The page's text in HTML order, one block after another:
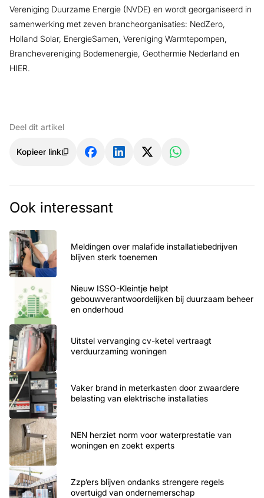
Vereniging Duurzame Energie (NVDE) en wordt georganiseerd in
samenwerking met zeven brancheorganisaties: NedZero,
Holland Solar, EnergieSamen, Vereniging Warmtepompen,
Branchevereniging Bodemenergie, Geothermie Nederland en
HIER.
Deel dit artikel
Kopieer link
Ook interessant
Meldingen over malafide installatiebedrijven
blijven sterk toenemen
Nieuw ISSO-Kleintje helpt
gebouwverantwoordelijken bij duurzaam beheer
en onderhoud
Uitstel vervanging cv-ketel vertraagt
verduurzaming woningen
Vaker brand in meterkasten door zwaardere
belasting van elektrische installaties
NEN herziet norm voor waterprestatie van
woningen en zoekt experts
Zzp’ers blijven ondanks strengere regels
overtuigd van ondernemerschap